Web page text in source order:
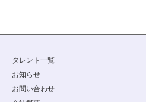
タレント一覧
お知らせ
お問い合わせ